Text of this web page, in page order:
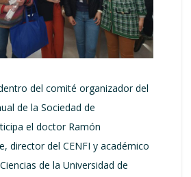
del comité organizador del
de la Sociedad de
el doctor Ramón
director del CENFI y académico
de la Universidad de